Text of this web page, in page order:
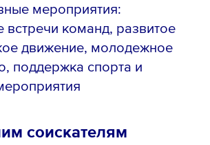
мероприятия:
встречи команд, развитое
движение, молодежное
поддержка спорта и
соискателям